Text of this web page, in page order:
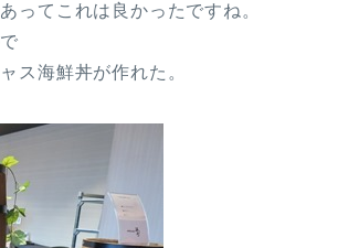
ってこれは良かったですね。
ス海鮮丼が作れた。